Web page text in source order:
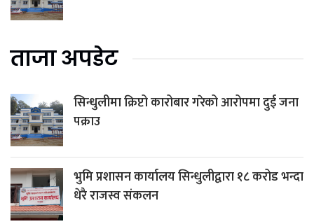
ताजा अपडेट
सिन्धुलीमा क्रिप्टो कारोबार गरेको आरोपमा दुई जना
पक्राउ
भुमि प्रशासन कार्यालय सिन्धुलीद्वारा १८ करोड भन्दा
धेरै राजस्व संकलन